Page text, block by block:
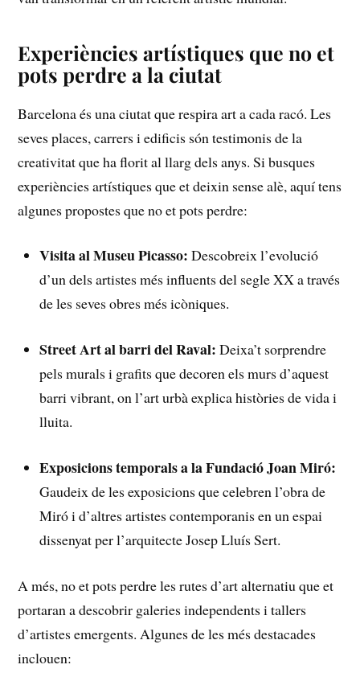
Experiències artístiques que no et
pots perdre a la ciutat
Barcelona és una ciutat que respira art a cada racó. Les
seves places, carrers i edificis són testimonis de la
creativitat que ha florit al llarg dels anys.​ Si ​busques
⁤experiències artístiques que et deixin​ sense alè, aquí⁢ tens
algunes propostes que no et pots perdre:
Visita al Museu Picasso: ​Descobreix l’evolució
d’un dels artistes⁤ més influents del segle XX a través
de les seves obres més icòniques.
Street Art al barri del Raval: Deixa’t sorprendre
pels murals i grafits que ⁤decoren els murs d’aquest
barri vibrant, on l’art urbà⁣ explica històries ⁤de vida ⁣i
lluita.
Exposicions‍ temporals a la Fundació Joan Miró:
Gaudeix de⁢ les ‌exposicions que celebren⁢ l’obra de
Miró i ⁤d’altres artistes contemporanis en un espai
dissenyat per l’arquitecte Josep Lluís Sert.
A més, no et pots perdre les rutes d’art alternatiu que et
portaran a descobrir galeries independents i tallers
d’artistes emergents. Algunes de les ‍més destacades
inclouen: